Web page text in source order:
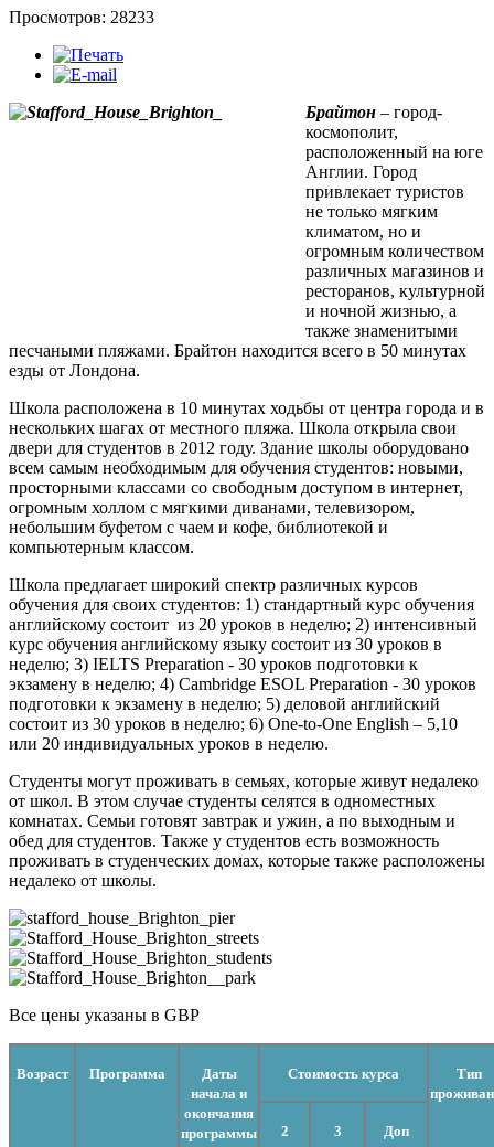
Просмотров: 28233
Брайтон – город-
космополит,
расположенный на юге
Англии. Город
привлекает туристов
не только мягким
климатом, но и
огромным количеством
различных магазинов и
ресторанов, культурной
и ночной жизнью, а
также знаменитыми
песчаными пляжами. Брайтон находится всего в 50 минутах
езды от Лондона.
Школа расположена в 10 минутах ходьбы от центра города и в
нескольких шагах от местного пляжа. Школа открыла свои
двери для студентов в 2012 году. Здание школы оборудовано
всем самым необходимым для обучения студентов: новыми,
просторными классами со свободным доступом в интернет,
огромным холлом с мягкими диванами, телевизором,
небольшим буфетом с чаем и кофе, библиотекой и
компьютерным классом.
Школа предлагает широкий спектр различных курсов
обучения для своих студентов: 1) стандартный курс обучения
английскому состоит из 20 уроков в неделю; 2) интенсивный
курс обучения английскому языку состоит из 30 уроков в
неделю; 3) IELTS Preparation - 30 уроков подготовки к
экзамену в неделю; 4) Cambridge ESOL Preparation - 30 уроков
подготовки к экзамену в неделю; 5) деловой английский
состоит из 30 уроков в неделю; 6) One-to-One English – 5,10
или 20 индивидуальных уроков в неделю.
Студенты могут проживать в семьях, которые живут недалеко
от школ. В этом случае студенты селятся в одноместных
комнатах. Семьи готовят завтрак и ужин, а по выходным и
обед для студентов. Также у студентов есть возможность
проживать в студенческих домах, которые также расположены
недалеко от школы.
Все цены указаны в GBP
Возраст Программа
Даты
начала и
окончания
программы
Стоимость курса
Тип
2 3
Доп